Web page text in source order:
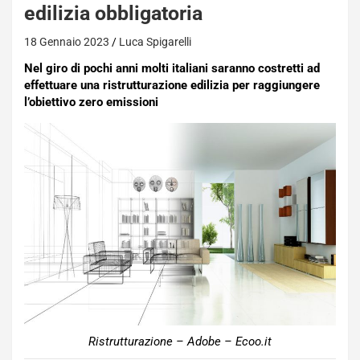
edilizia obbligatoria
18 Gennaio 2023 Luca Spigarelli
Nel giro di pochi anni molti italiani saranno costretti ad
effettuare una ristrutturazione edilizia per raggiungere
l’obiettivo zero emissioni
Ristrutturazione – Adobe – Ecoo.it